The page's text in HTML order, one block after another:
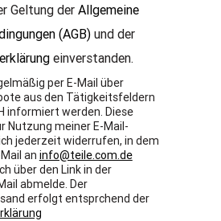
Geltung der Allgemeine
(AGB)und der
einverstanden.
per E-Mail über
aus den Tätigkeitsfeldern
informiert werden. Diese
Nutzung meiner E-Mail-
jederzeit widerrufen, in dem
an info@teile.com.de
über den Link in der
abmelde. Der
erfolgt entsprchend der